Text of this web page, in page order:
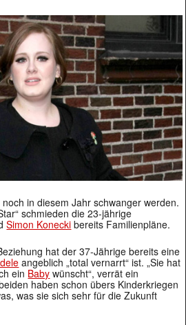
in diesem Jahr schwanger werden.
schmieden die 23-jährige
Simon Konecki bereits Familienpläne.
hat der 37-Jährige bereits eine
angeblich „total vernarrt“ ist. „Sie hat
ein Baby wünscht“, verrät ein
haben schon übers Kinderkriegen
was sie sich sehr für die Zukunft